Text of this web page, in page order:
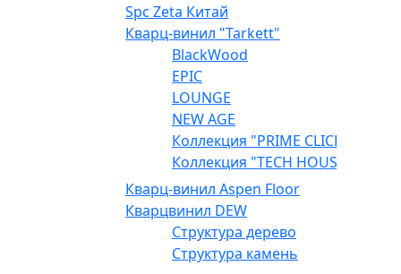
Spc Zeta Китай
Кварц-винил "Tarkett"
BlackWood
EPIC
LOUNGE
NEW AGE
Коллекция "PRIME CLICK"
Коллекция "TECH HOUSE"
Кварц-винил Aspen Floor
Кварцвинил DEW
Структура дерево
Структура камень